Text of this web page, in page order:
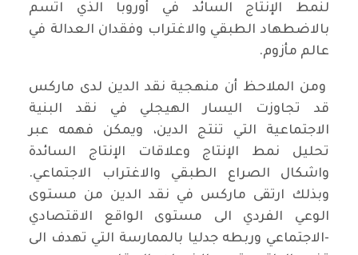
لنمط الإنتاج السائد في أوروبا الذي اتسم
بالاضطهاد الطبقي والاغتراب وفقدان العدالة في
عالم مأزوم.
ومن الملاحظ أن منهجية نقد الدين لدى ماركس
قد تجاوزت اليسار الهيجلي في نقد البنية
الاجتماعية التي تنتج الدين، ويمكن فهمه عبر
تحليل نمط الإنتاج وعلاقات الإنتاج السائدة
واشكال الصراع الطبقي والاغتراب الاجتماعي.
وبذلك ارتقى ماركس في نقد الدين من مستوى
الوعي الفردي الى مستوى الواقع الاقتصادي
-الاجتماعي وربطه جدليا بالممارسة التي تهدف الى